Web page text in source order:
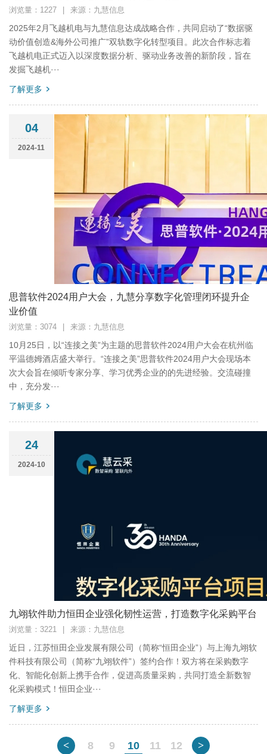
浏览量：1227 来源：九慧信息
2025年2月飞越机电与九慧信息达成战略合作，共同启动了“数据驱
动价值创造&海外公司推广”双轨数字化转型项目。此次合作标志着
飞越机电正式迈入以深度数据分析、驱动业务改善的新阶段，旨在
发掘飞越机···
了解更多
04
2024-11
思普软件2024用户大会，九慧分享数字化管理闭环提升企
业价值
浏览量：3074 来源：九慧信息
10月25日，以“连接之美”为主题的思普软件2024用户大会在杭州临
平温德姆酒店盛大举行。“连接之美”思普软件2024用户大会现场本
次大会旨在倾听专家分享、学习优秀企业的的先进经验。交流碰撞
中，充分发···
了解更多
24
2024-10
九翊软件助力恒田企业强化韧性运营，打造数字化采购平台
浏览量：3221 来源：九慧信息
近日，江苏恒田企业发展有限公司（简称“恒田企业”）与上海九翊软
件科技有限公司（简称“九翊软件”）签约合作！双方将在采购数字
化、智能化创新上携手合作，促进高质量采购，共同打造全新数智
化采购模式！恒田企业···
了解更多
< 8 9 10 11 12 >